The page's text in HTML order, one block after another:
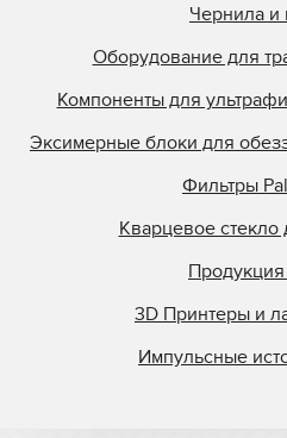
Чернила и
Оборудование для
Компоненты для
Эксимерные блоки для
Фильтры
Кварцевое
Продукция
3D Принтеры и
Импульсные